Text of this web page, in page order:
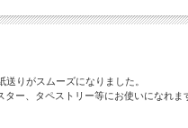
りがスムーズになりました。
ー、タペストリー等にお使いになれま